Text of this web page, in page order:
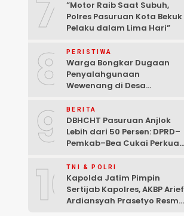
7
‎”Motor Raib Saat Subuh,
Polres Pasuruan Kota Bekuk
Pelaku dalam Lima Hari” ‎
8 PERISTIWA
Warga Bongkar Dugaan
Penyalahgunaan
Wewenang di Desa
Mencuat
9 BERITA
DBHCHT Pasuruan Anjlok
Lebih dari 50 Persen: DPRD–
Pemkab–Bea Cukai Perkuat
Rokok Ilegal
10TNI & POLRI
Kapolda Jatim Pimpin
Sertijab Kapolres, AKBP Arief
Ardiansyah Prasetyo Resmi